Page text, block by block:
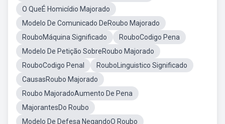
O QueÉ Homicídio Majorado
Modelo De Comunicado DeRoubo Majorado
RouboMáquina Significado
RouboCodigo Pena
Modelo De Petição SobreRoubo Majorado
RouboCodigo Penal
RouboLinguistico Significado
CausasRoubo Majorado
Roubo MajoradoAumento De Pena
MajorantesDo Roubo
Modelo De Defesa NegandoO Roubo